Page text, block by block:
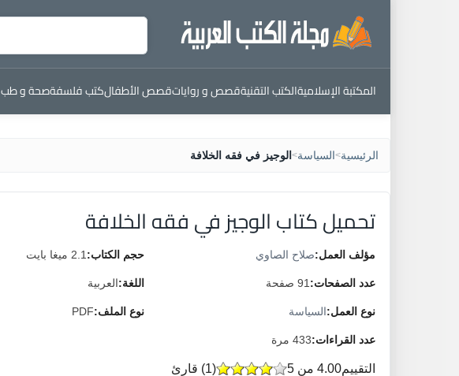
المكتبة الإسلاميةالكتب التقنيةقصص و رواياتقصص الأطفالكتب فلسفةصحة و طب
الرئيسية>السياسة> الوجيز في فقه الخلافة
تحميل كتاب الوجيز في فقه الخلافة
مؤلف العمل:صلاح الصاوي حجم الكتاب: 2.1 ميغا بايت
عدد الصفحات: 91 صفحة اللغة:العربية
نوع العمل:السياسة نوع الملف:PDF
عدد القراءات:433 مرة
التقييم (
1) قارئ 4.00 من 5